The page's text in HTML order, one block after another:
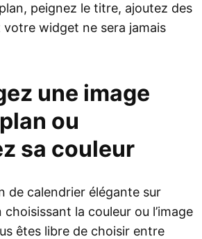
peignez le titre, ajoutez des
widget ne sera jamais
une image
ou
sa couleur
de calendrier élégante sur
la couleur ou l’image
êtes libre de choisir entre